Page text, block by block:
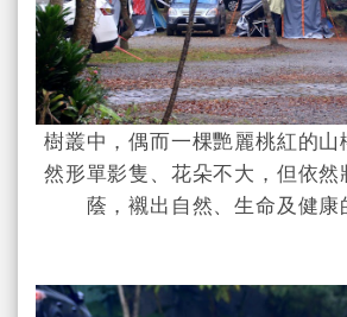
樹叢中，偶而一棵艷麗桃紅的山
然形單影隻、花朵不大，但依
蔭，襯出自然、生命及健康